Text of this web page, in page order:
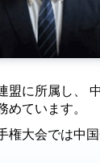
盟に所属し、
めています。
権大会では中